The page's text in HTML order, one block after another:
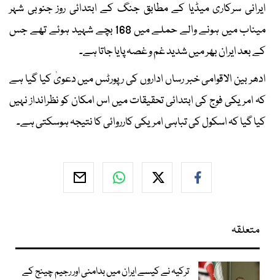
ایرانی سرکاری میڈیا کے مطابق جنگ کے ابتدائی روز جنوبی شہر
میناب میں ہونے والے حملے میں 168 بچے شہید ہوئے تھے جس
کے بعد ایران بھر میں شدید غم و غصہ پایا جاتا ہے۔
ادھر بین الاقوامی خبر رساں اداروں کی رپورٹس میں دعویٰ کیا گیا ہے
کہ امریکی فوج کی ابتدائی تحقیقات میں اس امکان کو نظرانداز نہیں
کیا گیا کہ اسکول کی تباہی امریکی کارروائی کا نتیجہ ہوسکتی ہے۔
متعلقہ
ترکیہ نے کیسے ایران میں بدامنی اور رجیم چینج کے